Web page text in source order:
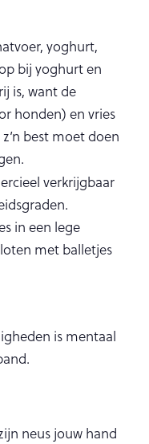
yoghurt,
bij yoghurt en
is, want de
honden) en vries
best moet doen
verkrijgbaar
in een lege
met balletjes
is mentaal
neus jouw hand